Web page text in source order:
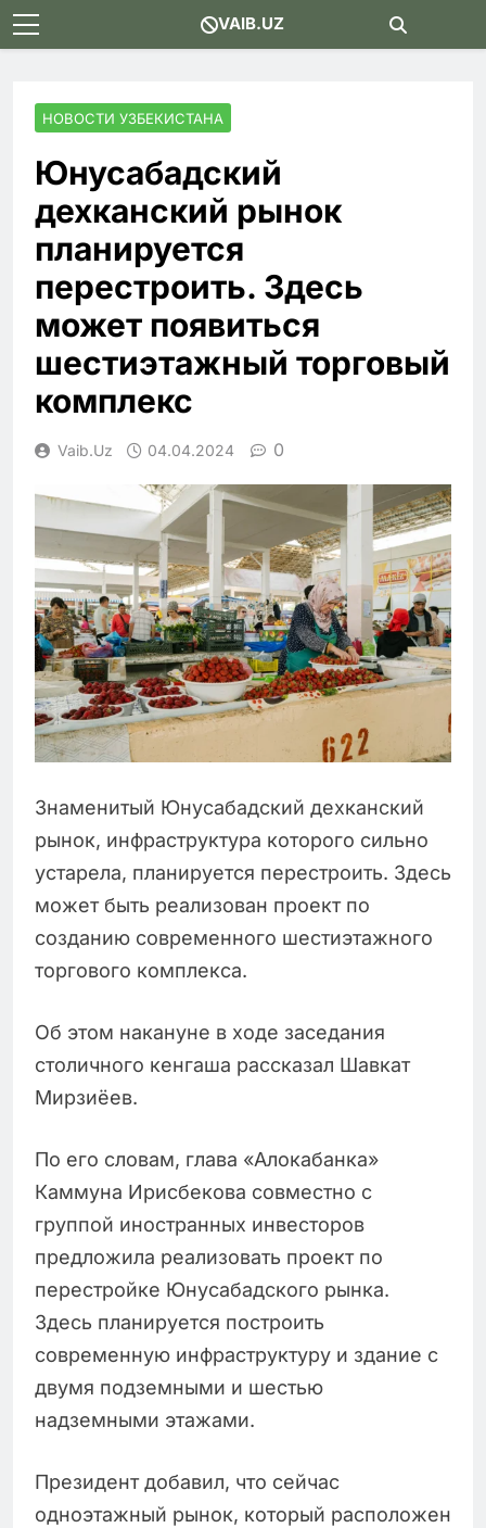
Skip
to
VAIB.UZ
НОВОСТИ УЗБЕКИСТАНА
Юнусабадский
дехканский рынок
планируется
перестроить. Здесь
может появиться
шестиэтажный торговый
комплекс
Vaib.uz 04.04.2024 0
Знаменитый Юнусабадский дехканский
рынок, инфраструктура которого сильно
устарела, планируется перестроить. Здесь
может быть реализован проект по
созданию современного шестиэтажного
торгового комплекса.
Об этом накануне в ходе заседания
столичного кенгаша рассказал Шавкат
Мирзиёев.
По его словам, глава «Алокабанка»
Каммуна Ирисбекова совместно с
группой иностранных инвесторов
предложила реализовать проект по
перестройке Юнусабадского рынка.
Здесь планируется построить
современную инфраструктуру и здание с
двумя подземными и шестью
надземными этажами.
Президент добавил, что сейчас
одноэтажный рынок, который расположен